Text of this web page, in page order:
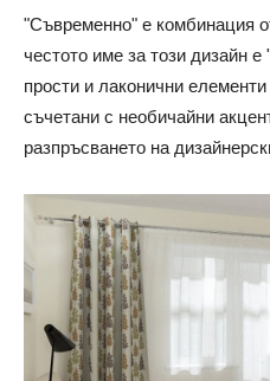
"Съвременно" е комбинация
честото име за този дизайн
прости и лаконични
съчетани с необичайни
разпръсването на